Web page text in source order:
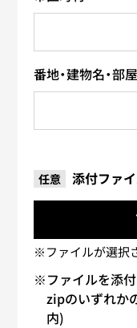
番地・建物名・部
任意 添付ファ
※ファイルを添付
zipのいずれか
内)